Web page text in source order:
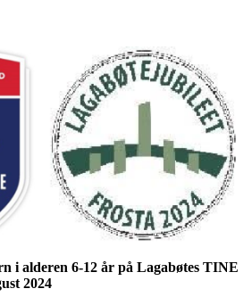
i alderen 6-12 år på Lagabøtes TINE
2024